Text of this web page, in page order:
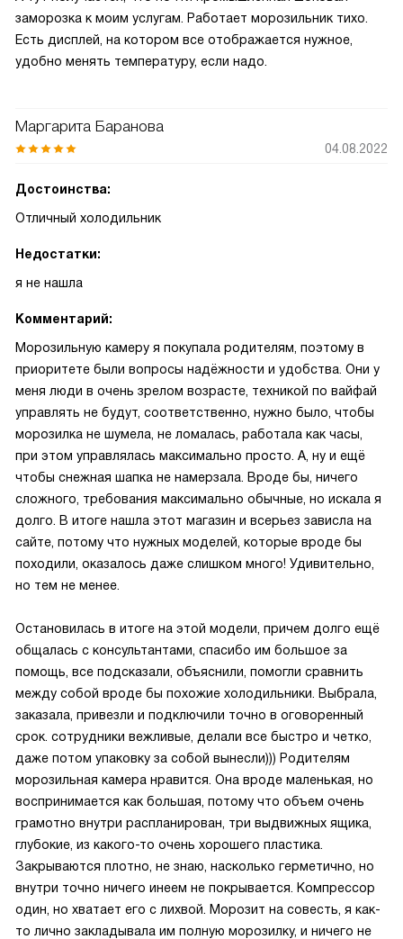
заморозка к моим услугам. Работает морозильник тихо.
Есть дисплей, на котором все отображается нужное,
удобно менять температуру, если надо.
Маргарита Баранова
04.08.2022
Достоинства:
Отличный холодильник
Недостатки:
я не нашла
Комментарий:
Морозильную камеру я покупала родителям, поэтому в
приоритете были вопросы надёжности и удобства. Они у
меня люди в очень зрелом возрасте, техникой по вайфай
управлять не будут, соответственно, нужно было, чтобы
морозилка не шумела, не ломалась, работала как часы,
при этом управлялась максимально просто. А, ну и ещё
чтобы снежная шапка не намерзала. Вроде бы, ничего
сложного, требования максимально обычные, но искала я
долго. В итоге нашла этот магазин и всерьез зависла на
сайте, потому что нужных моделей, которые вроде бы
походили, оказалось даже слишком много! Удивительно,
но тем не менее.
Остановилась в итоге на этой модели, причем долго ещё
общалась с консультантами, спасибо им большое за
помощь, все подсказали, объяснили, помогли сравнить
между собой вроде бы похожие холодильники. Выбрала,
заказала, привезли и подключили точно в оговоренный
срок. сотрудники вежливые, делали все быстро и четко,
даже потом упаковку за собой вынесли))) Родителям
морозильная камера нравится. Она вроде маленькая, но
воспринимается как большая, потому что объем очень
грамотно внутри распланирован, три выдвижных ящика,
глубокие, из какого-то очень хорошего пластика.
Закрываются плотно, не знаю, насколько герметично, но
внутри точно ничего инеем не покрывается. Компрессор
один, но хватает его с лихвой. Морозит на совесть, я как-
то лично закладывала им полную морозилку, и ничего не